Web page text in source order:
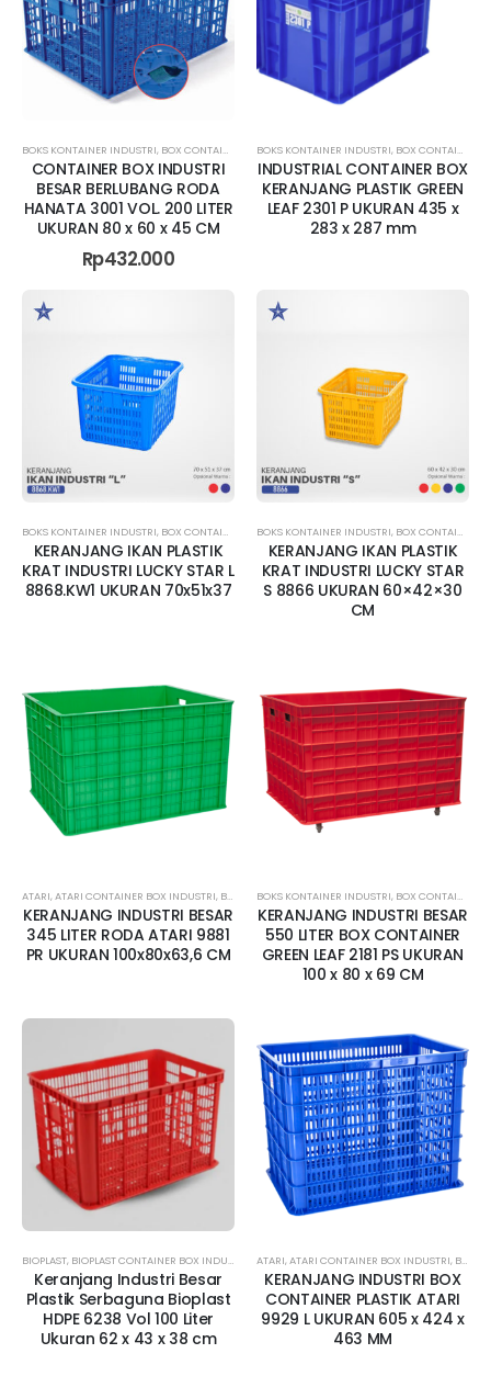
BOKS KONTAINER INDUSTRI, BOX CONTAINER BESAR ,BOX CONTAINER JUMBO,BOX CONTAINER
CONTAINER BOX INDUSTRI
BESAR BERLUBANG RODA
HANATA 3001 VOL. 200 LITER
UKURAN 80 x 60 x 45 CM
Rp432.000
BOKS KONTAINER INDUSTRI, BOX CONTAINER RAPAT
INDUSTRIAL CONTAINER BOX
KERANJANG PLASTIK GREEN
LEAF 2301 P UKURAN 435 x
283 x 287 mm
BOKS KONTAINER INDUSTRI, BOX CONTAINER BESAR ,BOX CONTAINER LUBANG,BOX KONTAINER
KERANJANG IKAN PLASTIK
KRAT INDUSTRI LUCKY STAR L
8868.KW1 UKURAN 70x51x37
BOKS KONTAINER INDUSTRI, BOX CONTAINER LUBANG
KERANJANG IKAN PLASTIK
KRAT INDUSTRI LUCKY STAR
S 8866 UKURAN 60×42×30
CM
ATARI,ATARI CONTAINER BOX INDUSTRI, BOKS KONTAINER INDUSTRI ,BOX CONTAINER BESAR
KERANJANG INDUSTRI BESAR
345 LITER RODA ATARI 9881
PR UKURAN 100x80x63,6 CM
BOKS KONTAINER INDUSTRI, BOX CONTAINER BESAR
KERANJANG INDUSTRI BESAR
550 LITER BOX CONTAINER
GREEN LEAF 2181 PS UKURAN
100 x 80 x 69 CM
BIOPLAST, BIOPLAST CONTAINER BOX INDUSTRI BOKS KONTAINER INDUSTRI,BOX CONTAINER
Keranjang Industri Besar
Plastik Serbaguna Bioplast
HDPE 6238 Vol 100 Liter
Ukuran 62 x 43 x 38 cm
ATARI,ATARI CONTAINER BOX INDUSTRI, BOKS KONTAINER INDUSTRI
KERANJANG INDUSTRI BOX
CONTAINER PLASTIK ATARI
9929 L UKURAN 605 x 424 x
463 MM